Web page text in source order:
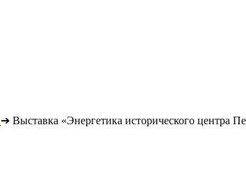
➔ Выставка «Энергетика исторического центра